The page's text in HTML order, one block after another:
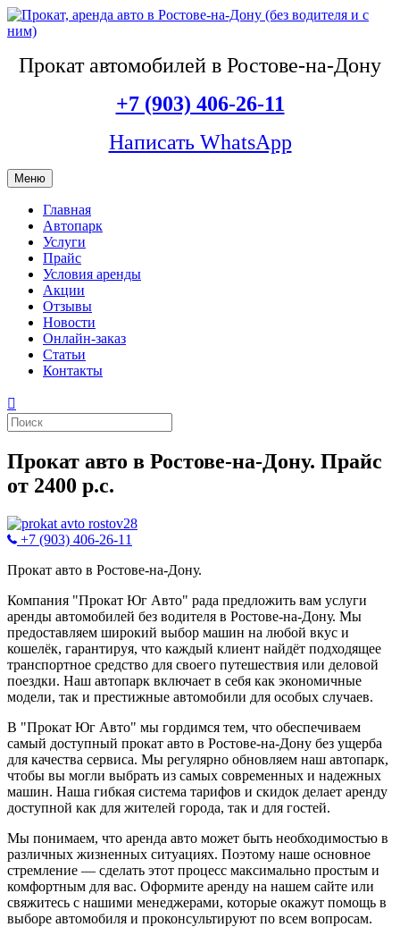
Прокат автомобилей в Ростове-на-Дону
+7 (903) 406-26-11
Написать WhatsApp
Меню
Главная
Автопарк
Услуги
Прайс
Условия аренды
Акции
Отзывы
Новости
Онлайн-заказ
Статьи
Контакты
Прокат авто в Ростове-на-Дону. Прайс
от 2400 р.с.
+7 (903) 406-26-11
Прокат авто в Ростове-на-Дону.
Компания "Прокат Юг Авто" рада предложить вам услуги
аренды автомобилей без водителя в Ростове-на-Дону. Мы
предоставляем широкий выбор машин на любой вкус и
кошелёк, гарантируя, что каждый клиент найдёт подходящее
транспортное средство для своего путешествия или деловой
поездки. Наш автопарк включает в себя как экономичные
модели, так и престижные автомобили для особых случаев.
В "Прокат Юг Авто" мы гордимся тем, что обеспечиваем
самый доступный прокат авто в Ростове-на-Дону без ущерба
для качества сервиса. Мы регулярно обновляем наш автопарк,
чтобы вы могли выбрать из самых современных и надежных
машин. Наша гибкая система тарифов и скидок делает аренду
доступной как для жителей города, так и для гостей.
Мы понимаем, что аренда авто может быть необходимостью в
различных жизненных ситуациях. Поэтому наше основное
стремление — сделать этот процесс максимально простым и
комфортным для вас. Оформите аренду на нашем сайте или
свяжитесь с нашими менеджерами, которые окажут помощь в
выборе автомобиля и проконсультируют по всем вопросам.